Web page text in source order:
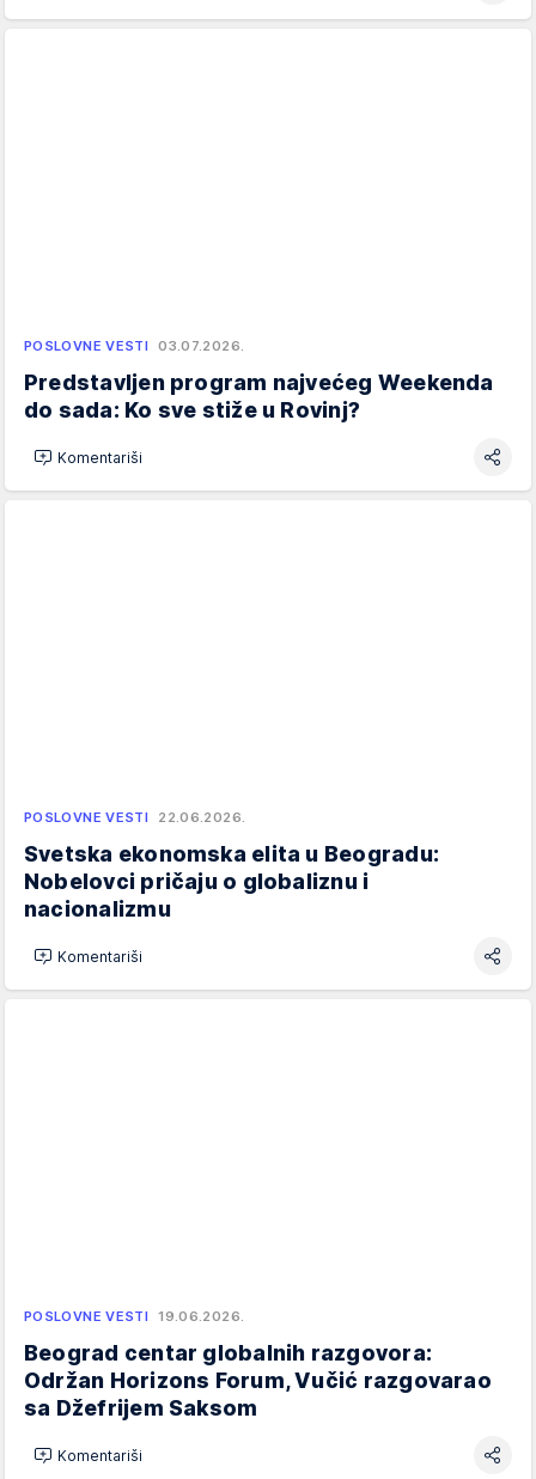
POSLOVNE VESTI 03.07.2026.
Predstavljen program najvećeg Weekenda
do sada: Ko sve stiže u Rovinj?
Komentariši
POSLOVNE VESTI 22.06.2026.
Svetska ekonomska elita u Beogradu:
Nobelovci pričaju o globaliznu i
nacionalizmu
Komentariši
POSLOVNE VESTI 19.06.2026.
Beograd centar globalnih razgovora:
Održan Horizons Forum, Vučić razgovarao
sa Džefrijem Saksom
Komentariši